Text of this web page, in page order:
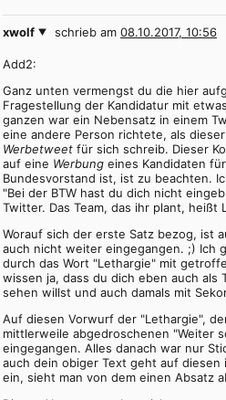
xwolf schrieb am 08.10.2017, 10:56
Add2:
Ganz unten vermengst du die hier
Fragestellung der Kandidatur mit
ganzen war ein Nebensatz in einem
eine andere Person richtete, als
Werbetweet für sich schreib. Dieser
auf eine Werbung eines Kandidaten
Bundesvorstand ist, ist zu beachten.
"Bei der BTW hast du dich nicht
Twitter. Das Team, das ihr plant, heißt
Worauf sich der erste Satz bezog, ist
auch nicht weiter eingegangen. ;) Ich
durch das Wort "Lethargie" mit
wissen ja, dass du dich eben auch als
sehen willst und auch damals mit
Auf diesen Vorwurf der "Lethargie",
mittlerweile abgedroschenen "Weiter
eingegangen. Alles danach war nur
auch dein obiger Text geht auf
ein, sieht man von dem einen Absatz